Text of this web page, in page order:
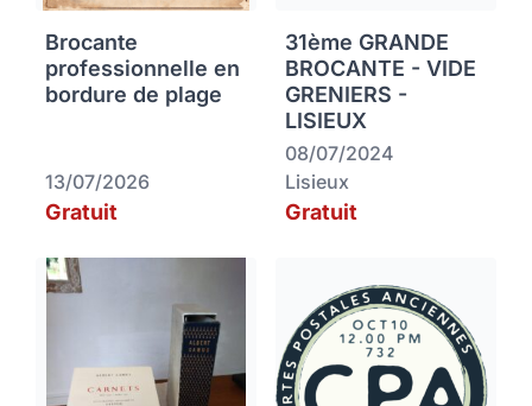
Brocante
professionnelle en
bordure de plage
13/07/2026
Gratuit
31ème GRANDE
BROCANTE - VIDE
GRENIERS -
LISIEUX
08/07/2024
Lisieux
Gratuit